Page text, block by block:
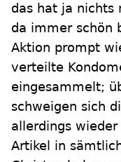
das hat ja nichts
da immer schön
Aktion prompt
verteilte
eingesammelt;
schweigen sich
allerdings
Artikel in